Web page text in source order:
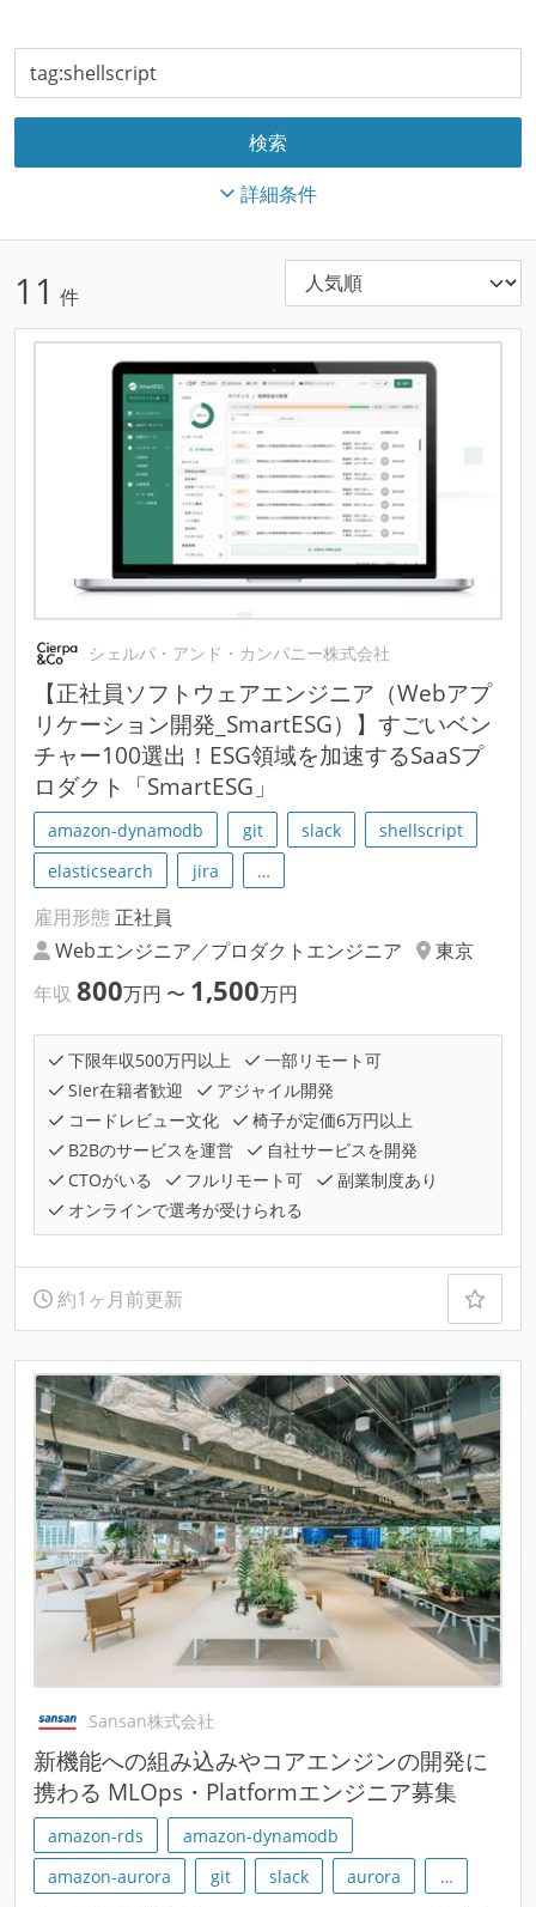
詳細条件
11 件
シェルパ・アンド・カンパニー株式会社
【正社員ソフトウェアエンジニア（Webアプ
リケーション開発_SmartESG）】すごいベン
チャー100選出！ESG領域を加速するSaaSプ
ロダクト「SmartESG」
amazon-dynamodb git slack
shellscript
elasticsearch
jira …
雇用形態 正社員
Webエンジニア／プロダクトエンジニア
東京
年収 800万円 〜 1,500万円
下限年収500万円以上
一部リモート可
SIer在籍者歓迎
アジャイル開発
コードレビュー文化
椅子が定価6万円以上
B2Bのサービスを運営
自社サービスを開発
CTOがいる
フルリモート可
副業制度あり
オンラインで選考が受けられる
約1ヶ月前更新
Sansan株式会社
新機能への組み込みやコアエンジンの開発に
携わる MLOps・Platformエンジニア募集
amazon-rds
amazon-dynamodb
amazon-aurora
git slack aurora …